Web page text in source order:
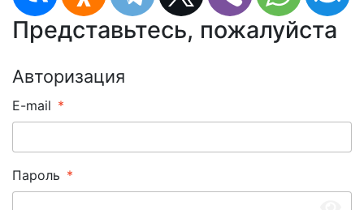
Представьтесь, пожалуйста
Авторизация
E-mail
Пароль